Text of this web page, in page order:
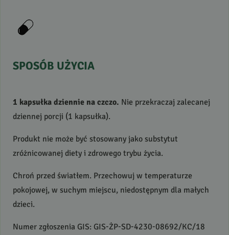
SPOSÓB UŻYCIA
1 kapsułka dziennie na czczo. Nie przekraczaj zalecanej
dziennej porcji (1 kapsułka).
Produkt nie może być stosowany jako substytut
zróżnicowanej diety i zdrowego trybu życia.
Chroń przed światłem. Przechowuj w temperaturze
pokojowej, w suchym miejscu, niedostępnym dla małych
dzieci.
Numer zgłoszenia GIS: GIS-ŻP-SD-4230-08692/KC/18